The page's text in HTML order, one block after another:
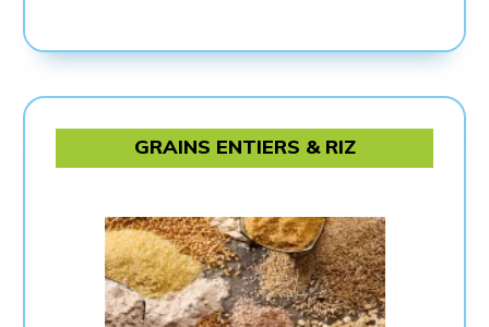
GRAINS ENTIERS & RIZ